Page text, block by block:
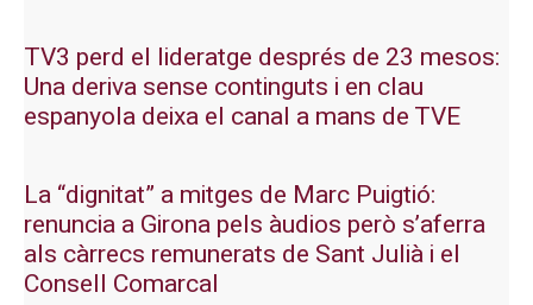
TV3 perd el lideratge després de 23 mesos:
Una deriva sense continguts i en clau
espanyola deixa el canal a mans de TVE
La “dignitat” a mitges de Marc Puigtió:
renuncia a Girona pels àudios però s’aferra
als càrrecs remunerats de Sant Julià i el
Consell Comarcal